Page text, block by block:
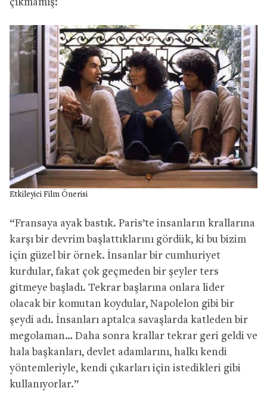
çıkmamış:
Etkileyici Film Önerisi
“Fransaya ayak bastık. Paris’te insanların krallarına
karşı bir devrim başlattıklarını gördük, ki bu bizim
için güzel bir örnek. İnsanlar bir cumhuriyet
kurdular, fakat çok geçmeden bir şeyler ters
gitmeye başladı. Tekrar başlarına onlara lider
olacak bir komutan koydular, Napolelon gibi bir
şeydi adı. İnsanları aptalca savaşlarda katleden bir
megolaman… Daha sonra krallar tekrar geri geldi ve
hala başkanları, devlet adamlarını, halkı kendi
yöntemleriyle, kendi çıkarları için istedikleri gibi
kullanıyorlar.”